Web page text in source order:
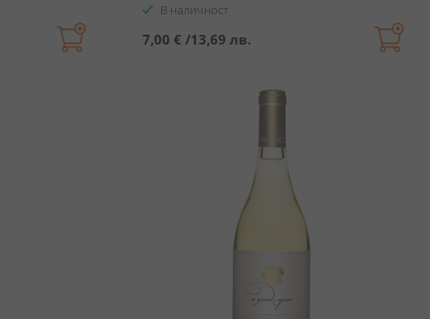
В наличност
7,00 € /13,69 лв.